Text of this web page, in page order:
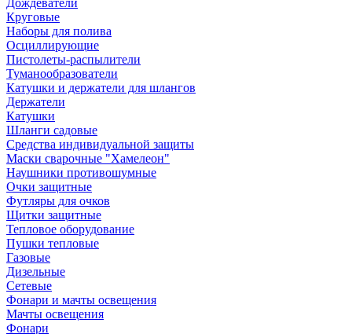
Дождеватели
Круговые
Наборы для полива
Осциллирующие
Пистолеты-распылители
Туманообразователи
Катушки и держатели для шлангов
Держатели
Катушки
Шланги садовые
Средства индивидуальной защиты
Маски сварочные "Хамелеон"
Наушники противошумные
Очки защитные
Футляры для очков
Щитки защитные
Тепловое оборудование
Пушки тепловые
Газовые
Дизельные
Сетевые
Фонари и мачты освещения
Мачты освещения
Фонари